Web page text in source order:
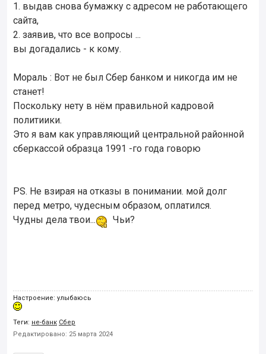
1. выдав снова бумажку с адресом не работающего
сайта,
2. заявив, что все вопросы ...
вы догадались - к кому.
Мораль : Вот не был Сбер банком и никогда им не
станет!
Поскольку нету в нём правильной кадровой
политиики.
Это я вам как управляющий центральной районной
сберкассой образца 1991 -го года говорю
PS. Не взирая на отказы в понимании. мой долг
перед метро, чудесным образом, оплатился.
Чудны дела твои...
Чьи?
Настроение: улыбаюсь
Теги: не-банк Сбер
Редактировано: 25 марта 2024